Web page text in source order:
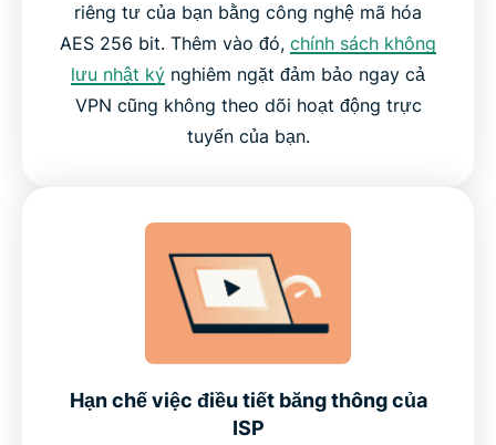
Câu hỏi thường gặp
Dùng thử ExpressVPN không lo rủi ro trên Android
TV ngay hôm nay
riêng tư của bạn bằng công nghệ mã hóa
AES 256 bit. Thêm vào đó, chính sách không
lưu nhật ký nghiêm ngặt đảm bảo ngay cả
VPN cũng không theo dõi hoạt động trực
tuyến của bạn.
Hạn chế việc điều tiết băng thông của
ISP